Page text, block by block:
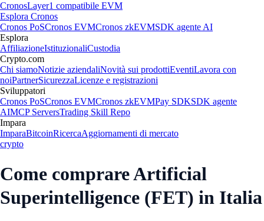
CronosLayer1 compatibile EVM
Esplora Cronos
Cronos PoSCronos EVMCronos zkEVMSDK agente AI
Esplora
AffiliazioneIstituzionaliCustodia
Crypto.com
Chi siamoNotizie aziendaliNovità sui prodottiEventiLavora con
noiPartnerSicurezzaLicenze e registrazioni
Sviluppatori
Cronos PoSCronos EVMCronos zkEVMPay SDKSDK agente
AIMCP ServersTrading Skill Repo
Impara
ImparaBitcoinRicercaAggiornamenti di mercato
crypto
Come comprare Artificial
Superintelligence (FET) in Italia